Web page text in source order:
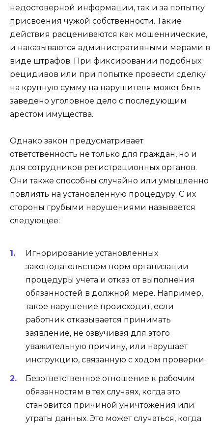
недостоверной информации, так и за попытку
присвоения чужой собственности. Такие
действия расцениваются как мошеннические,
и наказываются административными мерами в
виде штрафов. При фиксировании подобных
рецидивов или при попытке провести сделку
на крупную сумму на нарушителя может быть
заведено уголовное дело с последующим
арестом имущества.
Однако закон предусматривает
ответственность не только для граждан, но и
для сотрудников регистрационных органов.
Они также способны случайно или умышленно
повлиять на установленную процедуру. С их
стороны грубыми нарушениями называется
следующее:
Игнорирование установленных
законодательством норм организации
процедуры учета и отказ от выполнения
обязанностей в должной мере. Например,
такое нарушение происходит, если
работник отказывается принимать
заявление, не озвучивая для этого
уважительную причину, или нарушает
инструкцию, связанную с ходом проверки.
Безответственное отношение к рабочим
обязанностям в тех случаях, когда это
становится причиной уничтожения или
утраты данных. Это может случаться, когда